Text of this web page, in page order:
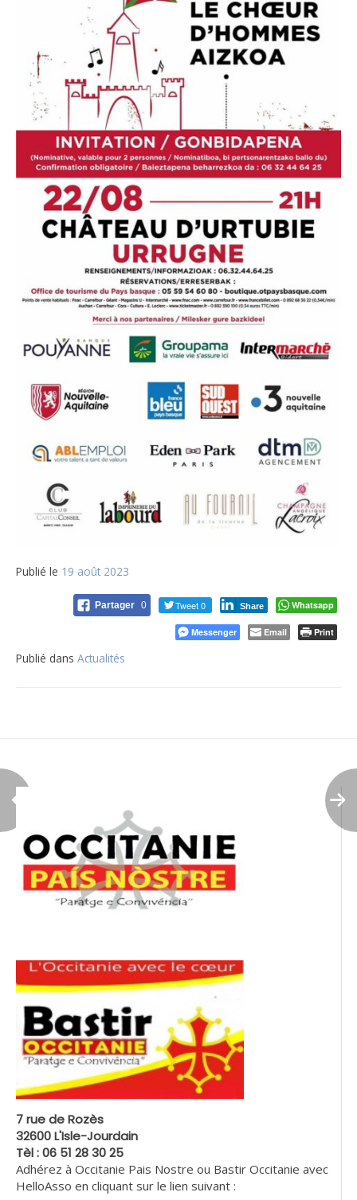
Publié le 19 août 2023
Partager 0 Tweet 0 Share Whatsapp
Messenger Email Print
Publié dans Actualités
l’article
7 rue de Rozès
32600 L'Isle-Jourdain
Tèl : 06 51 28 30 25
Adhérez à Occitanie Pais Nostre ou Bastir Occitanie avec
HelloAsso en cliquant sur le lien suivant :